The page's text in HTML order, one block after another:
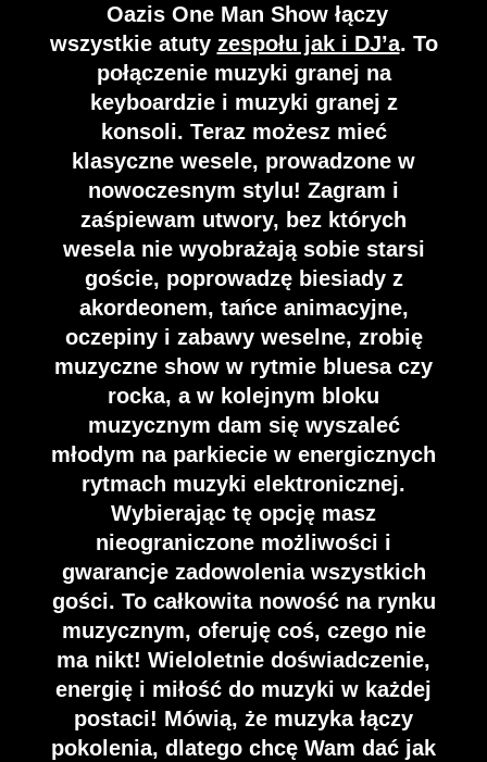
ONE
DEKORAC
JE
Dekoracja światłem, napis
LOVE, projektor GOBO,
taniec w chmurach
WYPOŻYC
ZALNIA
IMPREZO
WA
Wynajmij sprzęt niezbędny
do realizacji Twojej imprezy
NAGŁOŚNI
ENIE
ŚLUBÓW
Oazis One Man Show łączy
wszystkie atuty zespołu jak i DJ’a. To
połączenie muzyki granej na
keyboardzie i muzyki granej z
konsoli. Teraz możesz mieć
klasyczne wesele, prowadzone w
nowoczesnym stylu! Zagram i
zaśpiewam utwory, bez których
wesela nie wyobrażają sobie starsi
goście, poprowadzę biesiady z
akordeonem, tańce animacyjne,
oczepiny i zabawy weselne, zrobię
muzyczne show w rytmie bluesa czy
rocka, a w kolejnym bloku
muzycznym dam się wyszaleć
młodym na parkiecie w energicznych
rytmach muzyki elektronicznej.
Wybierając tę opcję masz
nieograniczone możliwości i
gwarancje zadowolenia wszystkich
gości. To całkowita nowość na rynku
muzycznym, oferuję coś, czego nie
ma nikt! Wieloletnie doświadczenie,
energię i miłość do muzyki w każdej
postaci! Mówią, że muzyka łączy
pokolenia, dlatego chcę Wam dać jak